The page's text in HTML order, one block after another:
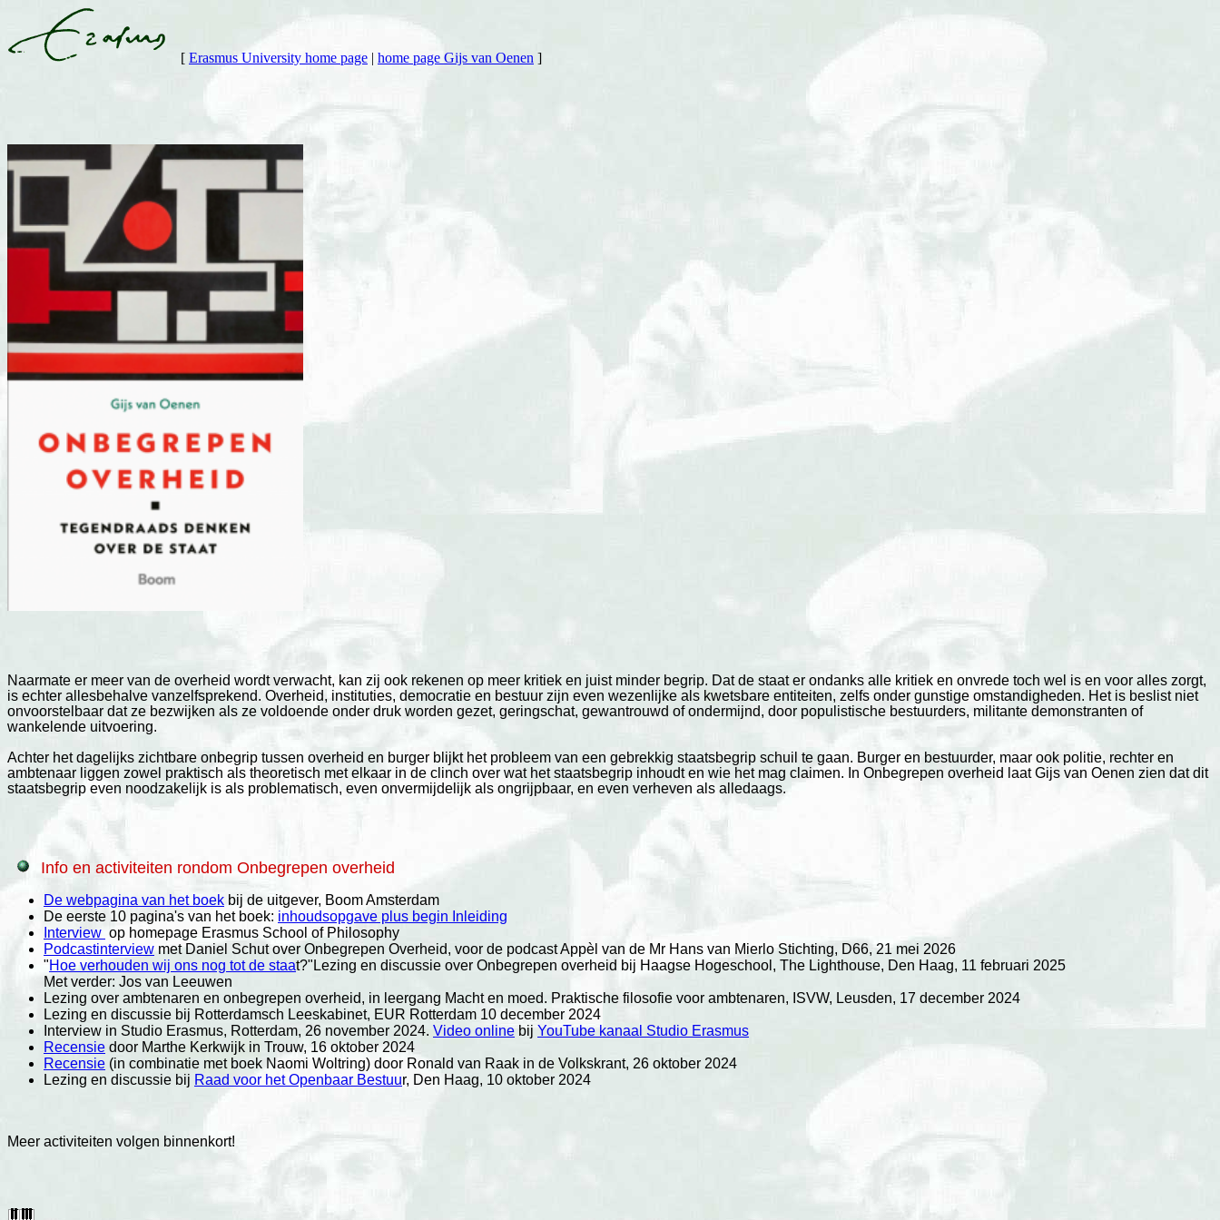
[ Erasmus University home page | home page Gijs van Oenen ]
Naarmate er meer van de overheid wordt verwacht, kan zij ook rekenen op meer kritiek en juist minder begrip. Dat de staat er ondanks alle kritiek en onvrede toch wel is en voor alles zorgt,
is echter allesbehalve vanzelfsprekend. Overheid, instituties, democratie en bestuur zijn even wezenlijke als kwetsbare entiteiten, zelfs onder gunstige omstandigheden. Het is beslist niet
onvoorstelbaar dat ze bezwijken als ze voldoende onder druk worden gezet, geringschat, gewantrouwd of ondermijnd, door populistische bestuurders, militante demonstranten of
wankelende uitvoering.
Achter het dagelijks zichtbare onbegrip tussen overheid en burger blijkt het probleem van een gebrekkig staatsbegrip schuil te gaan. Burger en bestuurder, maar ook politie, rechter en
ambtenaar liggen zowel praktisch als theoretisch met elkaar in de clinch over wat het staatsbegrip inhoudt en wie het mag claimen. In Onbegrepen overheid laat Gijs van Oenen zien dat dit
staatsbegrip even noodzakelijk is als problematisch, even onvermijdelijk als ongrijpbaar, en even verheven als alledaags.
Info en activiteiten rondom Onbegrepen overheid
De webpagina van het boek bij de uitgever, Boom Amsterdam
De eerste 10 pagina's van het boek: inhoudsopgave plus begin Inleiding
Interview op homepage Erasmus School of Philosophy
Podcastinterview met Daniel Schut over Onbegrepen Overheid, voor de podcast Appèl van de Mr Hans van Mierlo Stichting, D66, 21 mei 2026
"Hoe verhouden wij ons nog tot de staat?"Lezing en discussie over Onbegrepen overheid bij Haagse Hogeschool, The Lighthouse, Den Haag, 11 februari 2025
Met verder: Jos van Leeuwen
Lezing over ambtenaren en onbegrepen overheid, in leergang Macht en moed. Praktische filosofie voor ambtenaren, ISVW, Leusden, 17 december 2024
Lezing en discussie bij Rotterdamsch Leeskabinet, EUR Rotterdam 10 december 2024
Interview in Studio Erasmus, Rotterdam, 26 november 2024. Video online bij YouTube kanaal Studio Erasmus
Recensie door Marthe Kerkwijk in Trouw, 16 oktober 2024
Recensie (in combinatie met boek Naomi Woltring) door Ronald van Raak in de Volkskrant, 26 oktober 2024
Lezing en discussie bij Raad voor het Openbaar Bestuur, Den Haag, 10 oktober 2024
Meer activiteiten volgen binnenkort!